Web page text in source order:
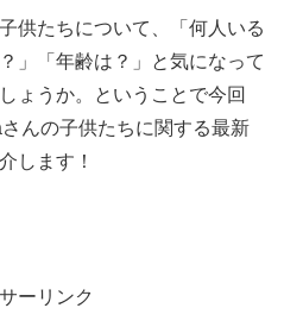
供たちについて、「何人いる
」「年齢は？」と気になって
ょうか。ということで今回
んの子供たちに関する最新
します！
ーリンク